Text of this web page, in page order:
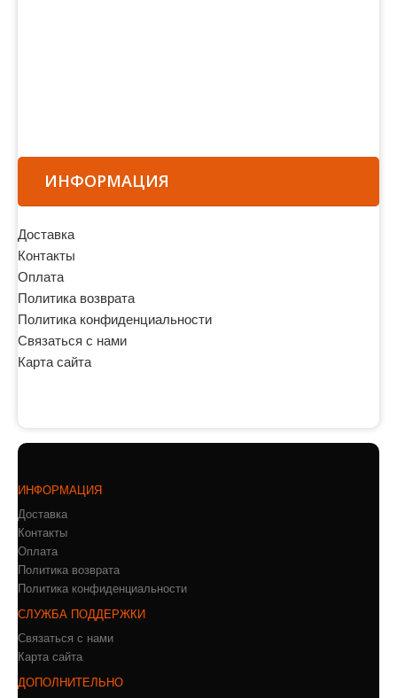
ИНФОРМАЦИЯ
Доставка
Контакты
Оплата
Политика возврата
Политика конфиденциальности
Связаться с нами
Карта сайта
ИНФОРМАЦИЯ
Доставка
Контакты
Оплата
Политика возврата
Политика конфиденциальности
СЛУЖБА ПОДДЕРЖКИ
Связаться с нами
Карта сайта
ДОПОЛНИТЕЛЬНО